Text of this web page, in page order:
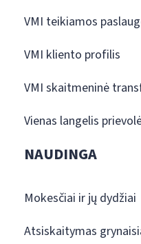
VMI teikiamos
VMI kliento profilis
VMI skaitmeninė
Vienas langelis
NAUDINGA
Mokesčiai ir jų dydžiai
Atsiskaitymas